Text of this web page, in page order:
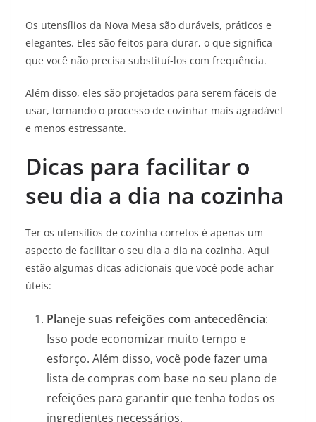
Os utensílios da Nova Mesa são duráveis, práticos e
elegantes. Eles são feitos para durar, o que significa
que você não precisa substituí-los com frequência.
Além disso, eles são projetados para serem fáceis de
usar, tornando o processo de cozinhar mais agradável
e menos estressante.
Dicas para facilitar o
seu dia a dia na cozinha
Ter os utensílios de cozinha corretos é apenas um
aspecto de facilitar o seu dia a dia na cozinha. Aqui
estão algumas dicas adicionais que você pode achar
úteis:
Planeje suas refeições com antecedência:
Isso pode economizar muito tempo e
esforço. Além disso, você pode fazer uma
lista de compras com base no seu plano de
refeições para garantir que tenha todos os
ingredientes necessários.